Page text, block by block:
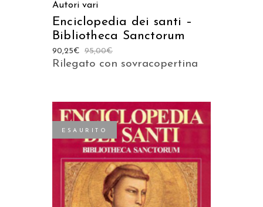
Autori vari
Enciclopedia dei santi –
Bibliotheca Sanctorum
95,00€
90,25€
Rilegato con sovracopertina
ESAURITO